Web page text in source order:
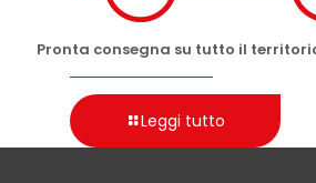
Pronta consegna su tutto il
Leggi tutto